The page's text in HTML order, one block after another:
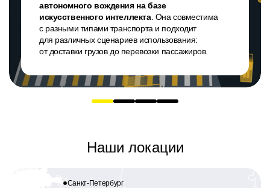
автономного вождения на базе
искусственного интеллекта. Она совместима
с разными типами транспорта и подходит
для различных сценариев использования:
от доставки грузов до перевозки пассажиров.
Наши локации
Санкт-Петербург